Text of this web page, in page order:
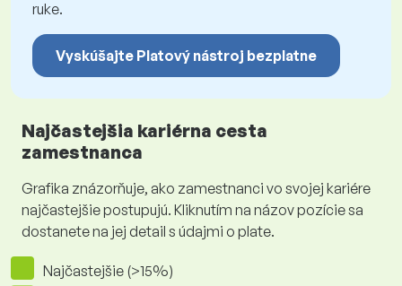
ruke.
Vyskúšajte Platový nástroj bezplatne
Najčastejšia kariérna cesta
zamestnanca
Grafika znázorňuje, ako zamestnanci vo svojej kariére
najčastejšie postupujú. Kliknutím na názov pozície sa
dostanete na jej detail s údajmi o plate.
Najčastejšie (>15%)